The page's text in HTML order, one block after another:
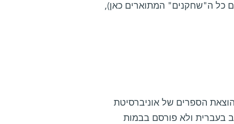
כל ה"שחקנים" המתוארים כאן),
הספרים של אוניברסיטת
בעברית ולא פורסם בבמות